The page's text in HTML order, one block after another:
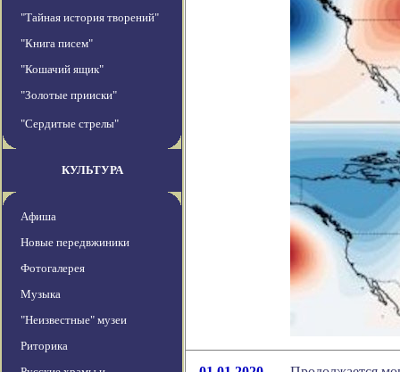
"Тайная история творений"
"Книга писем"
"Кошачий ящик"
"Золотые прииски"
"Сердитые стрелы"
КУЛЬТУРА
Афиша
Новые передвжиники
Фотогалерея
Музыка
"Неизвестные" музеи
Риторика